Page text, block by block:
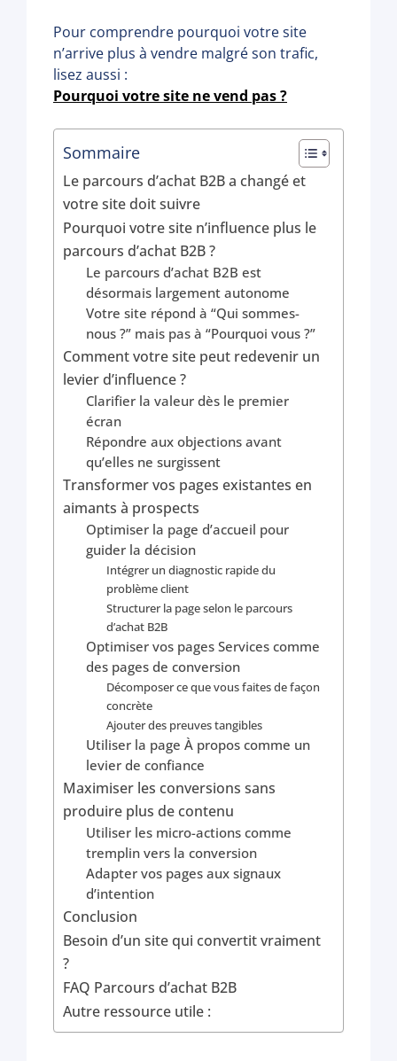
Pour comprendre pourquoi votre site
n’arrive plus à vendre malgré son trafic,
lisez aussi :
Pourquoi votre site ne vend pas ?
Sommaire
Le parcours d’achat B2B a changé et
votre site doit suivre
Pourquoi votre site n’influence plus le
parcours d’achat B2B ?
Le parcours d’achat B2B est
désormais largement autonome
Votre site répond à “Qui sommes-
nous ?” mais pas à “Pourquoi vous ?”
Comment votre site peut redevenir un
levier d’influence ?
Clarifier la valeur dès le premier
écran
Répondre aux objections avant
qu’elles ne surgissent
Transformer vos pages existantes en
aimants à prospects
Optimiser la page d’accueil pour
guider la décision
Intégrer un diagnostic rapide du
problème client
Structurer la page selon le parcours
d’achat B2B
Optimiser vos pages Services comme
des pages de conversion
Décomposer ce que vous faites de façon
concrète
Ajouter des preuves tangibles
Utiliser la page À propos comme un
levier de confiance
Maximiser les conversions sans
produire plus de contenu
Utiliser les micro-actions comme
tremplin vers la conversion
Adapter vos pages aux signaux
d’intention
Conclusion
Besoin d’un site qui convertit vraiment
?
FAQ Parcours d’achat B2B
Autre ressource utile :